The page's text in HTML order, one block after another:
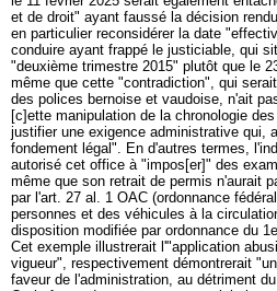
et de droit" ayant faussé la décision
en particulier reconsidérer la date
conduire ayant frappé le justiciable, qui
"deuxième trimestre 2015" plutôt que le
même que cette "contradiction", qui
des polices bernoise et vaudoise, n'ait
[c]ette manipulation de la chronologie
justifier une exigence administrative qui,
fondement légal". En d'autres termes,
autorisé cet office à "impos[er]" des
même que son retrait de permis n'aurait
par l'art. 27 al. 1 OAC (ordonnance
personnes et des véhicules à la
disposition modifiée par ordonnance du
Cet exemple illustrerait l'"application
vigueur", respectivement démontrerait
faveur de l'administration, au détriment